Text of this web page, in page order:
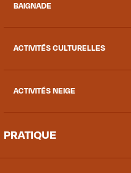
BAIGNADE
ACTIVITÉS CULTURELLES
ACTIVITÉS NEIGE
PRATIQUE
nous